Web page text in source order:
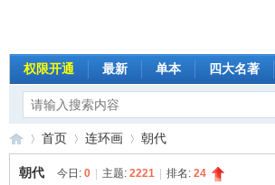
权限开通 最新 单本 四大名著
首页 连环画 朝代
朝代 今日: 0 主题: 2221 排名: 24